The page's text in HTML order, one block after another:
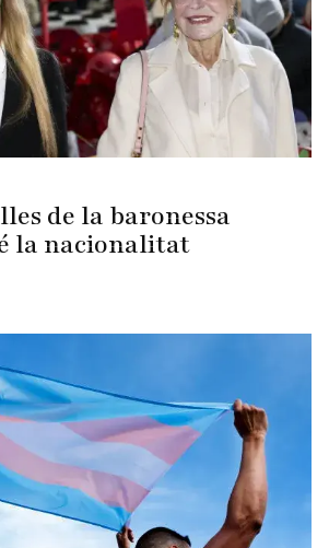
de la baronessa
la nacionalitat